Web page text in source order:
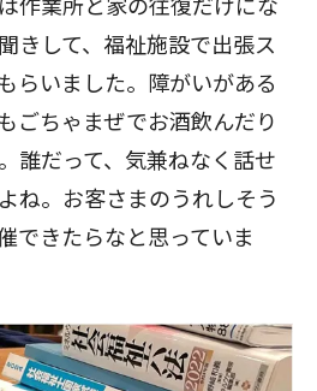
きして、福祉施設で出張ス
らいました。障がいがある
ごちゃまぜでお酒飲んだり
誰だって、気兼ねなく話せ
ね。お客さまのうれしそう
できたらなと思っていま